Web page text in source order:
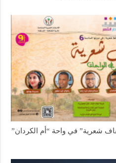
شعرية” في واحة “أم الكردان”